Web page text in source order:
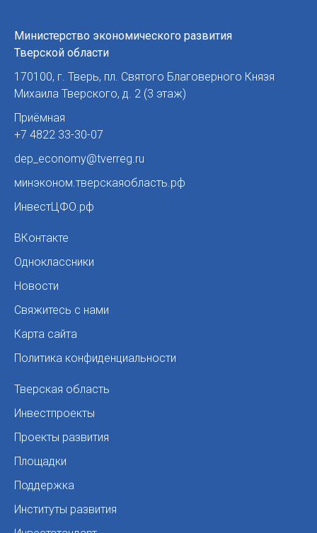
Министерство экономического развития
Тверской области
170100, г. Тверь, пл. Святого Благоверного Князя
Михаила Тверского, д. 2 (3 этаж)
Приёмная
+7 4822 33-30-07
dep_economy@tverreg.ru
минэконом.тверскаяобласть.рф
ИнвестЦФО.рф
ВКонтакте
Одноклассники
Новости
Свяжитесь с нами
Карта сайта
Политика конфиденциальности
Тверская область
Инвестпроекты
Проекты развития
Площадки
Поддержка
Институты развития